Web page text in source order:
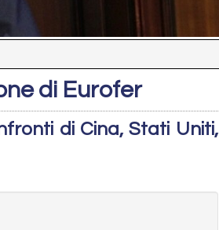
di Eurofer
di Cina, Stati Uniti,